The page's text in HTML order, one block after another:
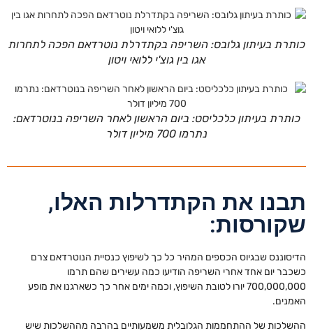
כותרת בעיתון גלובס: השריפה בקתדרלת נוטרדאם הפכה לתחרות
אגו בין גוצ'י ללואי ויטון
כותרת בעיתון כלכליסט: ביום הראשון לאחר השריפה בנוטרדאם:
נתרמו 700 מיליון דולר
תבנו את הקתדרלות האלו,
שקורסות:
הדיסוננס שבגיוס הכספים המהיר כל כך לשיפוץ כנסיית הנוטרדאם צרם
כשכבר יום אחד אחרי השריפה הודיעו כמה עשירים שהם תרמו
700,000,000 יורו לטובת השיפוץ, וכמה ימים אחר כך כשארגנו את מופע
האמנים.
ההשלכות של ההתחממות הגלובלית משמעותיים בהרבה מההשלכות שיש